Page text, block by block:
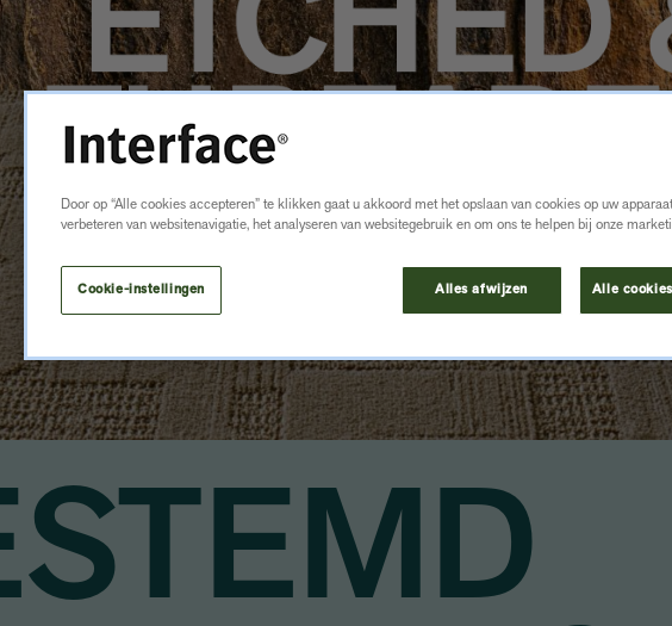
Door op “Alle cookies accepteren” te klikken gaat u akkoord met het opslaan van cookies op uw
verbeteren van websitenavigatie, het analyseren van websitegebruik en om ons te helpen bij onze
Cookie-instellingen Alles afwijzen Alle